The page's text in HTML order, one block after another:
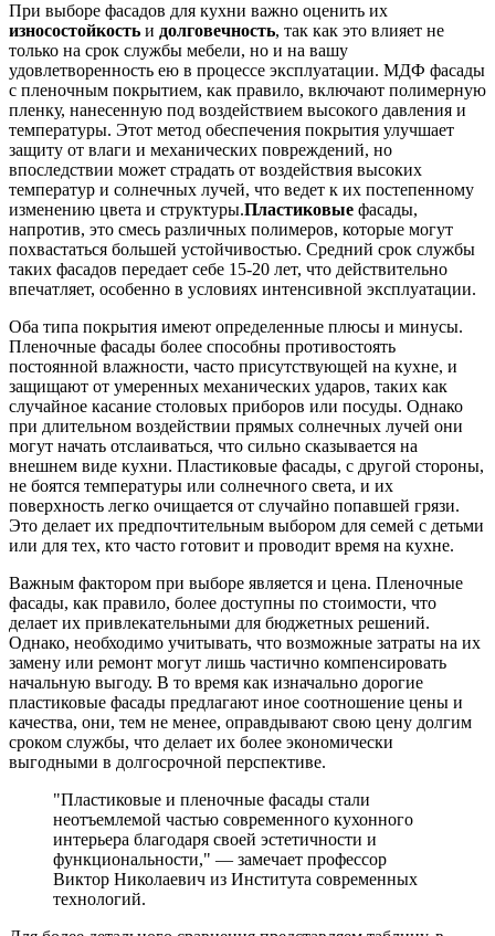
При выборе фасадов для кухни важно оценить их
износостойкость и долговечность, так как это влияет не
только на срок службы мебели, но и на вашу
удовлетворенность ею в процессе эксплуатации. МДФ фасады
с пленочным покрытием, как правило, включают полимерную
пленку, нанесенную под воздействием высокого давления и
температуры. Этот метод обеспечения покрытия улучшает
защиту от влаги и механических повреждений, но
впоследствии может страдать от воздействия высоких
температур и солнечных лучей, что ведет к их постепенному
изменению цвета и структуры.Пластиковые фасады,
напротив, это смесь различных полимеров, которые могут
похвастаться большей устойчивостью. Средний срок службы
таких фасадов передает себе 15-20 лет, что действительно
впечатляет, особенно в условиях интенсивной эксплуатации.
Оба типа покрытия имеют определенные плюсы и минусы.
Пленочные фасады более способны противостоять
постоянной влажности, часто присутствующей на кухне, и
защищают от умеренных механических ударов, таких как
случайное касание столовых приборов или посуды. Однако
при длительном воздействии прямых солнечных лучей они
могут начать отслаиваться, что сильно сказывается на
внешнем виде кухни. Пластиковые фасады, с другой стороны,
не боятся температуры или солнечного света, и их
поверхность легко очищается от случайно попавшей грязи.
Это делает их предпочтительным выбором для семей с детьми
или для тех, кто часто готовит и проводит время на кухне.
Важным фактором при выборе является и цена. Пленочные
фасады, как правило, более доступны по стоимости, что
делает их привлекательными для бюджетных решений.
Однако, необходимо учитывать, что возможные затраты на их
замену или ремонт могут лишь частично компенсировать
начальную выгоду. В то время как изначально дорогие
пластиковые фасады предлагают иное соотношение цены и
качества, они, тем не менее, оправдывают свою цену долгим
сроком службы, что делает их более экономически
выгодными в долгосрочной перспективе.
"Пластиковые и пленочные фасады стали
неотъемлемой частью современного кухонного
интерьера благодаря своей эстетичности и
функциональности," — замечает профессор
Виктор Николаевич из Института современных
технологий.